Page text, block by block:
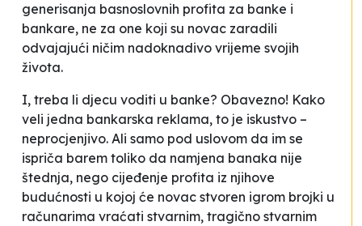
generisanja basnoslovnih profita za banke i
bankare, ne za one koji su novac zaradili
odvajajući ničim nadoknadivo vrijeme svojih
života.
I, treba li djecu voditi u banke? Obavezno! Kako
veli jedna bankarska reklama, to je iskustvo –
neprocjenjivo. Ali samo pod uslovom da im se
ispriča barem toliko da namjena banaka nije
štednja, nego cijeđenje profita iz njihove
budućnosti u kojoj će novac stvoren igrom brojki u
računarima vraćati stvarnim, tragično stvarnim